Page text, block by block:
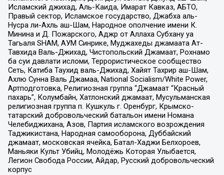
Исламский джихад, Аль-Каида, Имарат Кавказ, АБТО,
Правый сектор, Исламское государство, Джабха аль-
Нусра ли-Ахль аш-Шам, Народное ополчение имени К.
Минина и Д. Пожарского, Аджр от Аллаха Субхану уа
Тагьаля SHAM, АУМ Синрике, Муджахеды джамаата Ат-
Тавхида Валь-Джихад, Чистопольский Джамаат, Рохнамо
ба суи давлати исломи, Террористическое сообщество
Сеть, Катиба Таухид валь-Джихад, Хайят Тахрир аш-Шам,
Ахлю Сунна Валь Джамаа, National Socialism/White Power,
Артподготовка, Религиозная группа “Джамаат “Красный
пахарь”, Колумбайн, Хатлонский джамаат, Мусульманская
религиозная группа п. Кушкуль г. Оренбург, Крымско-
татарский добровольческий батальон имени Номана
Челебиджихана, Азов, Партия исламского возрождения
Таджикистана, Народная самооборона, Дуббайский
джамаат, московская ячейка, Батал-Хаджи Белхороев,
Маньяки Культ Убийц, Молодёжь Которая Улыбается,
Легион Свобода России, Айдар, Русский добровольческий
корпус